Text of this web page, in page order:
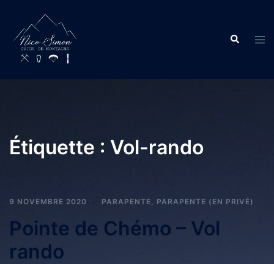
Étiquette : Vol-rando
9 NOVEMBRE 2020 PARAPENTE, PARAPENTE (EN PRIVÉ)
Pointe de Chémo – Vol
rando